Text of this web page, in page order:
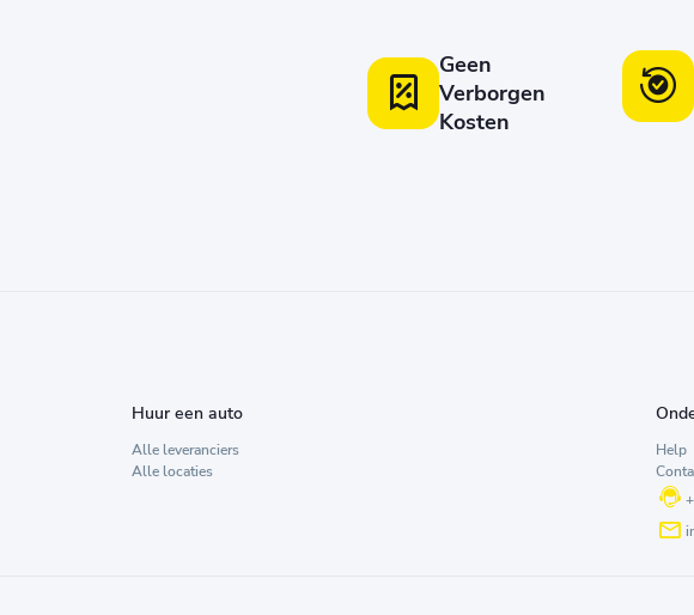
Geen
Verborgen
Kosten
Huur een auto
Alle leveranciers
Alle locaties
Help